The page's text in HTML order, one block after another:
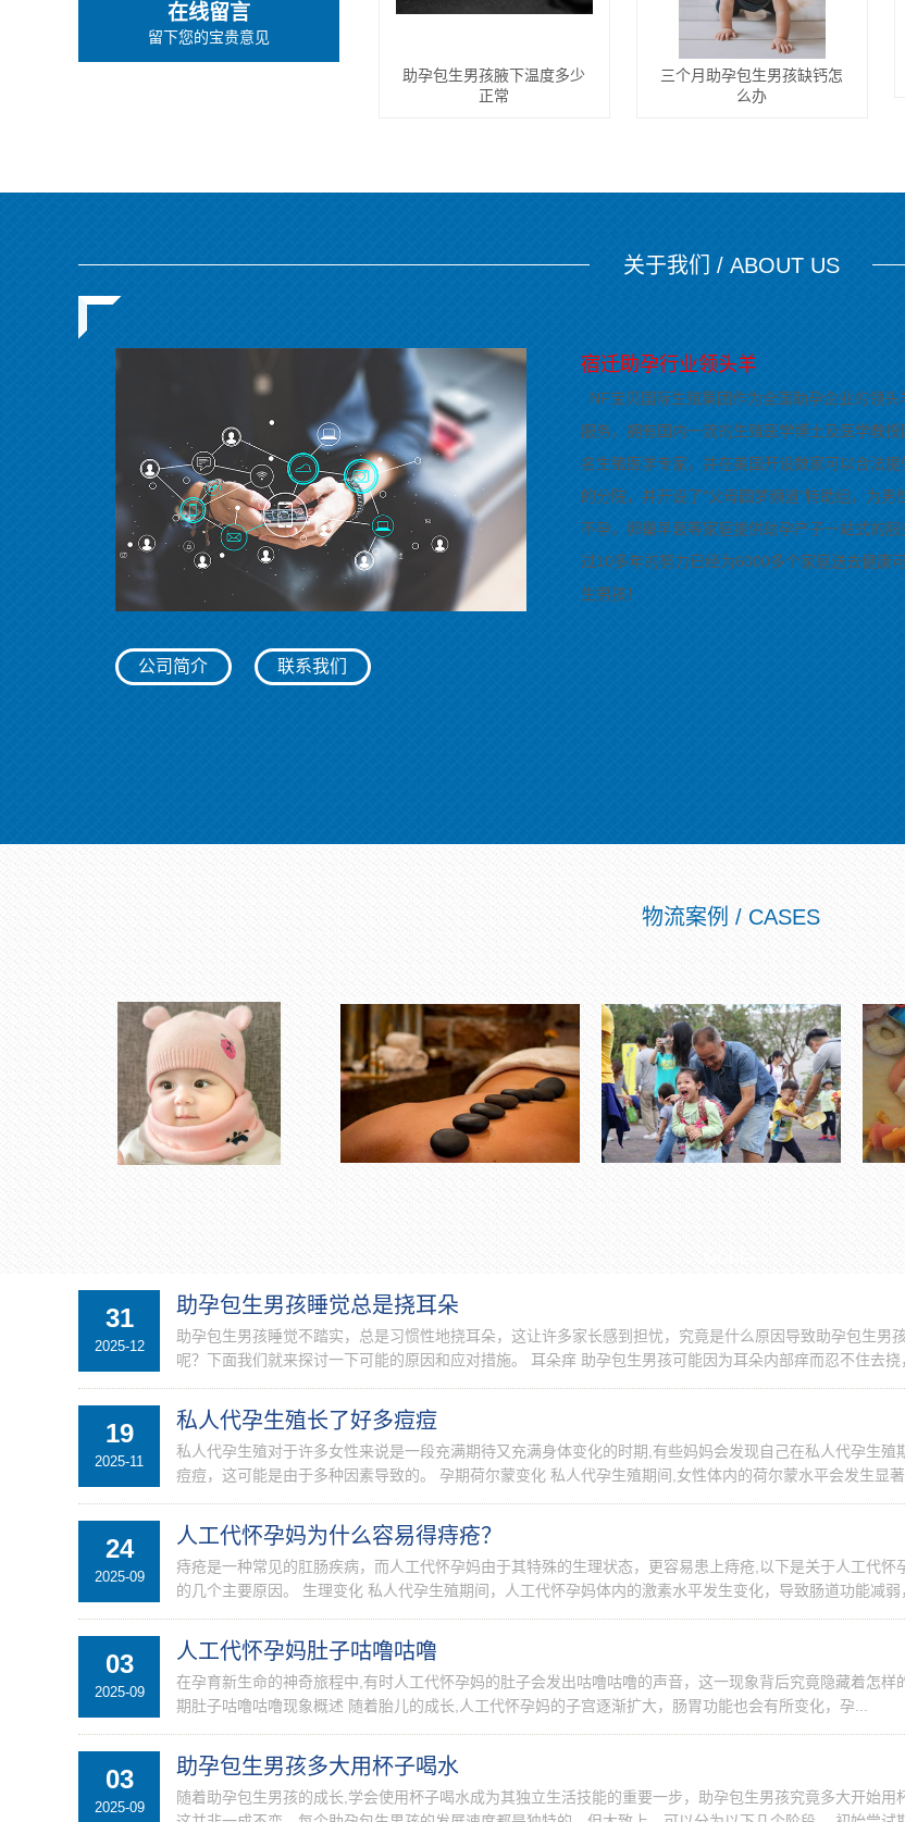
在线留言
留下您的宝贵意见
助孕包生男孩腋下温度多少
正常
三个月助孕包生男孩缺钙怎
么办
关于我们 / ABOUT US
宿迁助孕行业领头羊
NF宝贝国际生殖集团作为全国助孕企业的领头
服务，拥有国内一流的生殖医学博士及医学教授
名生殖医学专家，并在美国开设数家可以合法
的分院，并开设了“父母圆梦频道”特助组，为男
不孕，卵巢早衰等家庭提供助孕产子一站式的
过10多年的努力已经为6000多个家庭送去健康
生男孩！
公司简介 联系我们
物流案例 / CASES
31
2025-12
助孕包生男孩睡觉总是挠耳朵
助孕包生男孩睡觉不踏实，总是习惯性地挠耳朵，这让许多家长感到担忧，究竟是什么原因导致助孕包生男
呢？下面我们就来探讨一下可能的原因和应对措施。 耳朵痒 助孕包生男孩可能因为耳朵内部痒而忍不住去挠
19
2025-11
私人代孕生殖长了好多痘痘
私人代孕生殖对于许多女性来说是一段充满期待又充满身体变化的时期,有些妈妈会发现自己在私人代孕生殖
痘痘，这可能是由于多种因素导致的。 孕期荷尔蒙变化 私人代孕生殖期间,女性体内的荷尔蒙水平会发生显著
24
2025-09
人工代怀孕妈为什么容易得痔疮？
痔疮是一种常见的肛肠疾病，而人工代怀孕妈由于其特殊的生理状态，更容易患上痔疮,以下是关于人工代怀
的几个主要原因。 生理变化 私人代孕生殖期间，人工代怀孕妈体内的激素水平发生变化，导致肠道功能减
03
2025-09
人工代怀孕妈肚子咕噜咕噜
在孕育新生命的神奇旅程中,有时人工代怀孕妈的肚子会发出咕噜咕噜的声音，这一现象背后究竟隐藏着怎样
期肚子咕噜咕噜现象概述 随着胎儿的成长,人工代怀孕妈的子宫逐渐扩大，肠胃功能也会有所变化，孕...
03
2025-09
助孕包生男孩多大用杯子喝水
随着助孕包生男孩的成长,学会使用杯子喝水成为其独立生活技能的重要一步，助孕包生男孩究竟多大开始用